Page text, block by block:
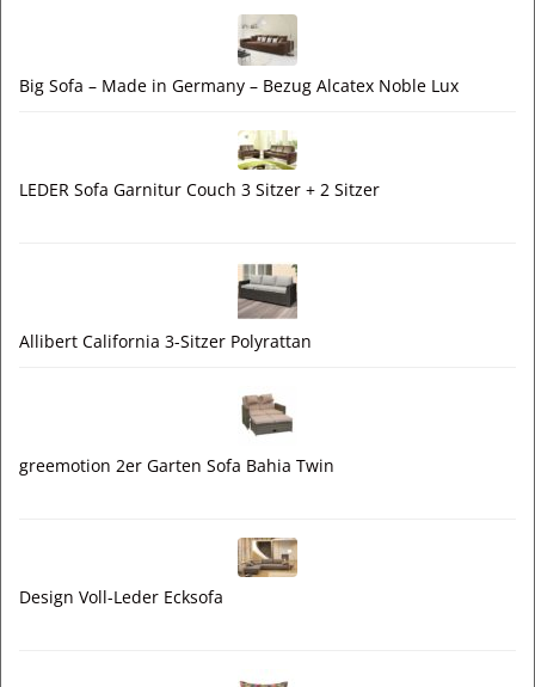
Big Sofa – Made in Germany – Bezug Alcatex Noble Lux
LEDER Sofa Garnitur Couch 3 Sitzer + 2 Sitzer
Allibert California 3-Sitzer Polyrattan
greemotion 2er Garten Sofa Bahia Twin
Design Voll-Leder Ecksofa